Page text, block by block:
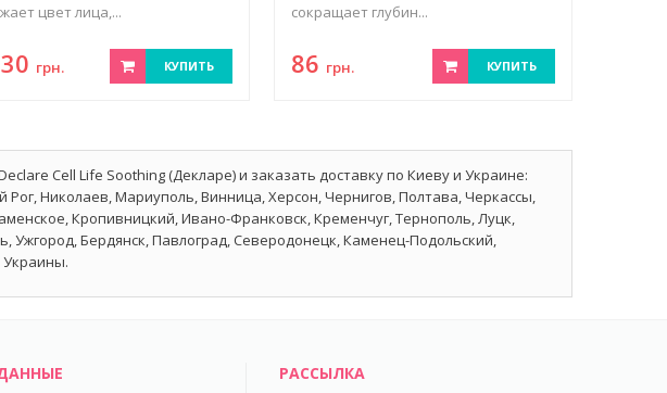
цвет лица,...
грн. КУПИТЬ
сокращает глубин...
86 грн. КУПИТЬ
Cell Life Soothing (Декларе) и заказать доставку по Киеву и Украине:
Николаев, Мариуполь, Винница, Херсон, Чернигов, Полтава, Черкассы,
Кропивницкий, Ивано-Франковск, Кременчуг, Тернополь, Луцк,
Ужгород, Бердянск, Павлоград, Северодонецк, Каменец-Подольский,
Украины.
РАССЫЛКА